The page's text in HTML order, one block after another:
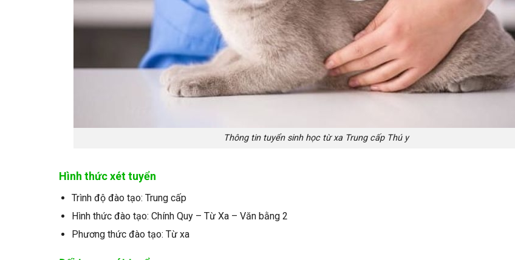
Thông tin tuyển sinh học từ xa Trung cấp Thú y
Hình thức xét tuyển
Trình độ đào tạo: Trung cấp
Hình thức đào tạo: Chính Quy – Từ Xa – Văn bằng 2
Phương thức đào tạo: Từ xa